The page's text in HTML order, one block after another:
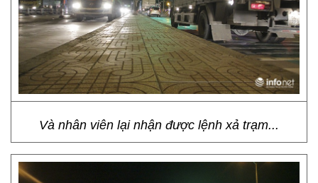
Và nhân viên lại nhận được lệnh xả trạm...